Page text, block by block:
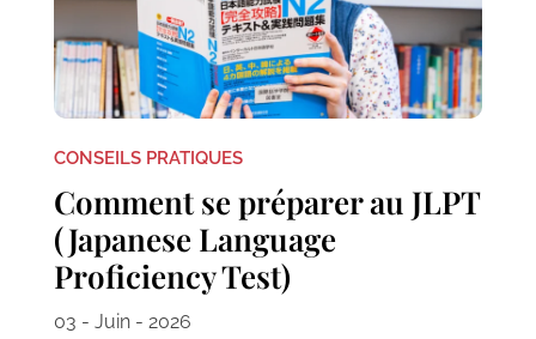
CONSEILS PRATIQUES
Comment se préparer au JLPT
(Japanese Language
Proficiency Test)
03 - Juin - 2026